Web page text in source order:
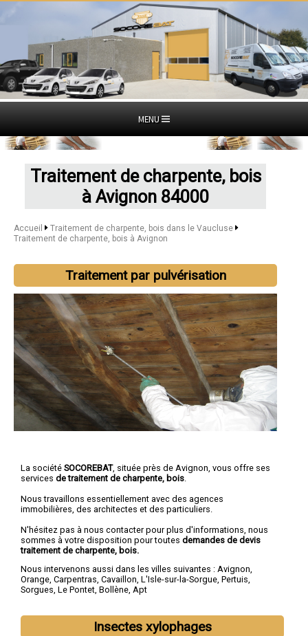
MENU
Traitement de charpente, bois
à Avignon 84000
Accueil
Traitement de charpente, bois dans le Vaucluse
Traitement de charpente, bois à Avignon
Traitement par pulvérisation
La société SOCOREBAT, située près de Avignon, vous offre ses
services de traitement de charpente, bois
Nous travaillons essentiellement avec des agences
immobilières, des architectes et des particuliers.
N'hésitez pas à nous contacter pour plus d'informations, nous
sommes à votre disposition pour toutes demandes de devis
traitement de charpente, bois.
Nous intervenons aussi dans les villes suivantes : Avignon,
Orange, Carpentras, Cavaillon, L'Isle-sur-la-Sorgue, Pertuis,
Sorgues, Le Pontet, Bollène, Apt
Insectes xylophages